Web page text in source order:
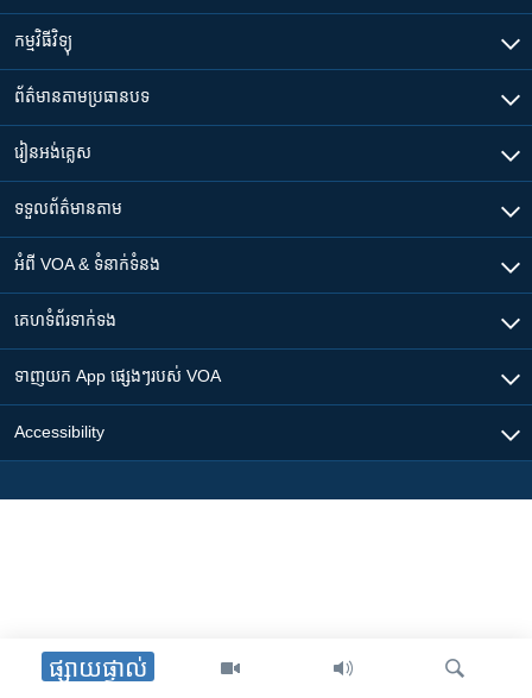
ផ្សាយផ្ទាល់
កម្មវិធី​វិទ្យុ
ព័ត៌មាន​តាមប្រធានបទ​
រៀន​​អង់គ្លេស
ទទួល​ព័ត៌មាន​តាម
អំពី​ VOA & ទំនាក់ទំនង
គេហទំព័រ​​ទាក់ទង
ទាញយក​ App ផ្សេងៗ​របស់​ VOA
Accessibility